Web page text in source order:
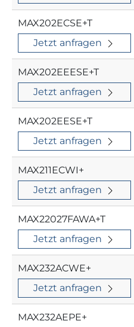
MAX202ECSE+T
Jetzt anfragen
MAX202EEESE+T
Jetzt anfragen
MAX202EESE+T
Jetzt anfragen
MAX211ECWI+
Jetzt anfragen
MAX22027FAWA+T
Jetzt anfragen
MAX232ACWE+
Jetzt anfragen
MAX232AEPE+